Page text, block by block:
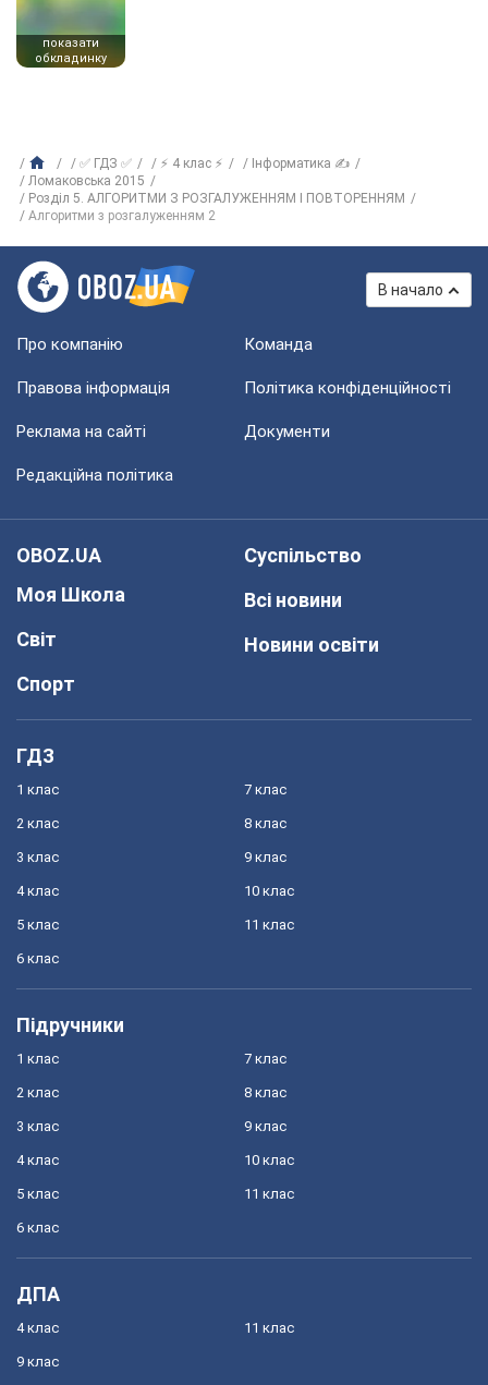
показати
обкладинку
✅ ГДЗ ✅ ⚡ 4 клас ⚡
Інформатика ✍
Ломаковська 2015
Розділ 5. АЛГОРИТМИ З РОЗГАЛУЖЕННЯМ І ПОВТОРЕННЯМ
Алгоритми з розгалуженням 2
В начало
Про компанію Команда
Правова інформація Політика конфіденційності
Реклама на сайті Документи
Редакційна політика
OBOZ.UA
Моя Школа
Світ
Спорт
Суспільство
Всі новини
Новини освіти
ГДЗ
1 клас
2 клас
3 клас
4 клас
5 клас
6 клас
7 клас
8 клас
9 клас
10 клас
11 клас
Підручники
1 клас
2 клас
3 клас
4 клас
5 клас
6 клас
7 клас
8 клас
9 клас
10 клас
11 клас
ДПА
4 клас
9 клас
11 клас